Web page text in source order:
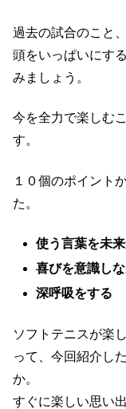
過去の試合のこと
頭をいっぱいにす
みましょう。
今を全力で楽しむ
す。
１０個のポイント
た。
使う言葉を未
喜びを意識し
深呼吸をする
ソフトテニスが楽
って、今回紹介し
か。
すぐに楽しい思い